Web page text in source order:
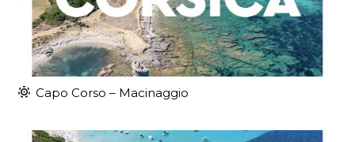
Capo Corso – Macinaggio